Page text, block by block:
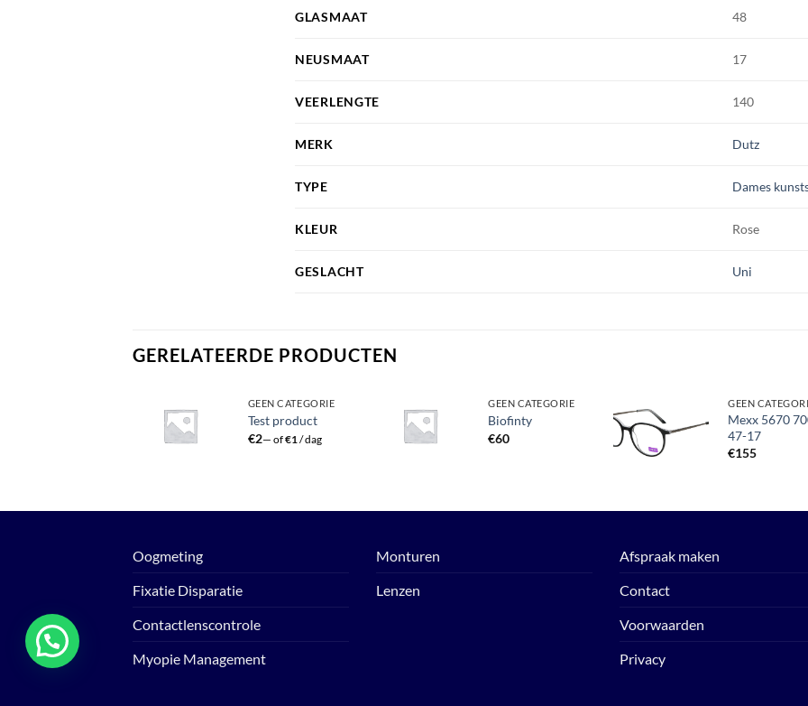
GLASMAAT 48
NEUSMAAT 17
VEERLENGTE 140
MERK Dutz
TYPE Dames
KLEUR Rose
GESLACHT Uni
GERELATEERDE PRODUCTEN
Toevoegen
GEEN CATEGORIE
Test product
€2— of€1 / dag
Toevoegen
GEEN CATEGORIE
Biofinty
€60
Toevoegen
aan
GEEN
Mexx 5670
47-17
€155
Oogmeting
Fixatie Disparatie
Contactlenscontrole
Myopie Management
Monturen
Lenzen
Afspraak maken
Contact
Voorwaarden
Privacy